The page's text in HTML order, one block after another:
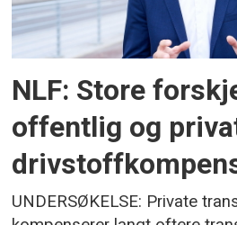
NLF: Store
offentlig og
UNDERSØKELSE: Private